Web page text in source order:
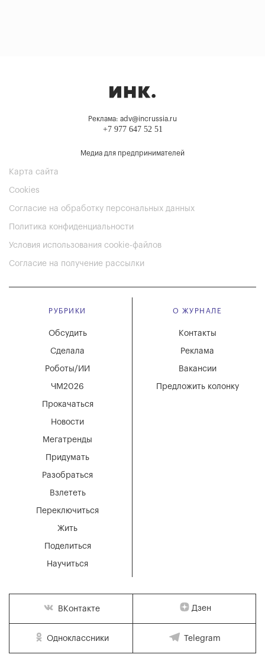
Реклама: adv@incrussia.ru
+7 977 647 52 51
Медиа для предпринимателей
Карта сайта
Cookies
Согласие на обработку персональных данных
Политика конфиденциальности
Условия использования cookie-файлов
Согласие на получение рассылки
РУБРИКИ
Мегатренды
Придумать
Разобраться
Взлететь
Новости
Переключиться
Жить
Поделиться
Научиться
Обсудить
Сделала
Роботы/ИИ
ЧМ2026
Прокачаться
О ЖУРНАЛЕ
Вакансии
Реклама
Контакты
Предложить колонку
ВКонтакте Дзен
Одноклассники Telegram